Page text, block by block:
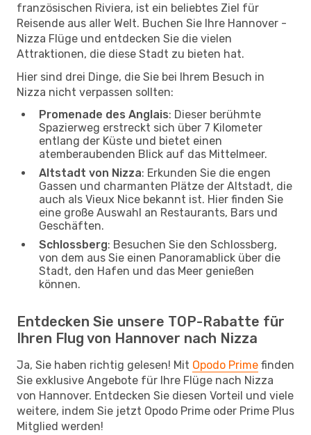
französischen Riviera, ist ein beliebtes Ziel für
Reisende aus aller Welt. Buchen Sie Ihre Hannover -
Nizza Flüge und entdecken Sie die vielen
Attraktionen, die diese Stadt zu bieten hat.
Hier sind drei Dinge, die Sie bei Ihrem Besuch in
Nizza nicht verpassen sollten:
Promenade des Anglais: Dieser berühmte
Spazierweg erstreckt sich über 7 Kilometer
entlang der Küste und bietet einen
atemberaubenden Blick auf das Mittelmeer.
Altstadt von Nizza: Erkunden Sie die engen
Gassen und charmanten Plätze der Altstadt, die
auch als Vieux Nice bekannt ist. Hier finden Sie
eine große Auswahl an Restaurants, Bars und
Geschäften.
Schlossberg: Besuchen Sie den Schlossberg,
von dem aus Sie einen Panoramablick über die
Stadt, den Hafen und das Meer genießen
können.
Entdecken Sie unsere TOP-Rabatte für
Ihren Flug von Hannover nach Nizza
Ja, Sie haben richtig gelesen! Mit Opodo Prime finden
Sie exklusive Angebote für Ihre Flüge nach Nizza
von Hannover. Entdecken Sie diesen Vorteil und viele
weitere, indem Sie jetzt Opodo Prime oder Prime Plus
Mitglied werden!